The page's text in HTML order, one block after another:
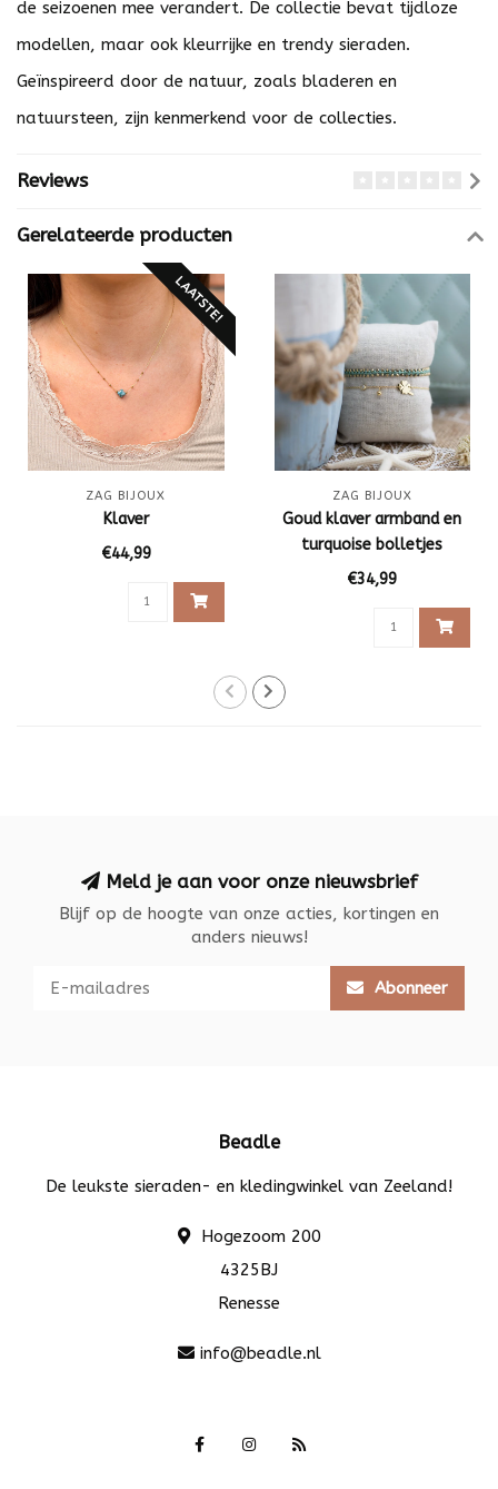
de seizoenen mee verandert. De collectie bevat tijdloze
modellen, maar ook kleurrijke en trendy sieraden.
Geïnspireerd door de natuur, zoals bladeren en
natuursteen, zijn kenmerkend voor de collecties.
Reviews
Gerelateerde producten
LAATSTE!
ZAG BIJOUX
Klaver
€44,99
ZAG BIJOUX
Goud klaver armband en
turquoise bolletjes
armband
€34,99
Meld je aan voor onze nieuwsbrief
Blijf op de hoogte van onze acties, kortingen en
anders nieuws!
Abonneer
Beadle
De leukste sieraden- en kledingwinkel van Zeeland!
Hogezoom 200
4325BJ
Renesse
info@beadle.nl